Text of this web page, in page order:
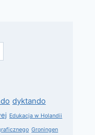
dyktando
Edukacja w Holandii
Groningen